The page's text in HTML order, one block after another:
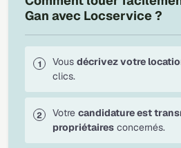
Gan avec Locservice ?
Vous décrivez votre
clics.
Votre candidature est
propriétaires concernés.